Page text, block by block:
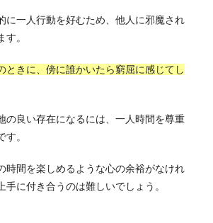
に一人行動を好むため、他人に邪魔され
。
ときに、傍に誰かいたら窮屈に感じてし
の良い存在になるには、一人時間を尊重
。
時間を楽しめるような心の余裕がなけれ
手に付き合うのは難しいでしょう。